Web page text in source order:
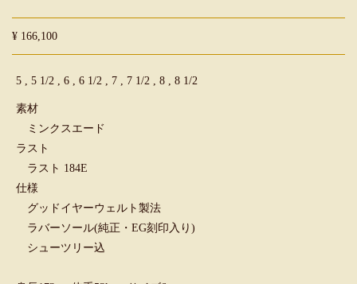
¥ 166,100
5 , 5 1/2 , 6 , 6 1/2 , 7 , 7 1/2 , 8 , 8 1/2
素材
ミンクスエード
ラスト
ラスト 184E
仕様
グッドイヤーウェルト製法
ラバーソール(純正・EG刻印入り)
シューツリー込